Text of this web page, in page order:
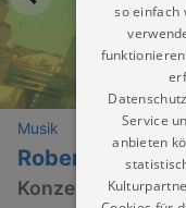
Musik
Robert
Konzert
so einfach
Service
anbieten